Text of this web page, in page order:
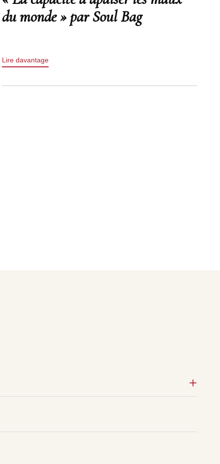
du monde » par Soul Bag
Lire davantage